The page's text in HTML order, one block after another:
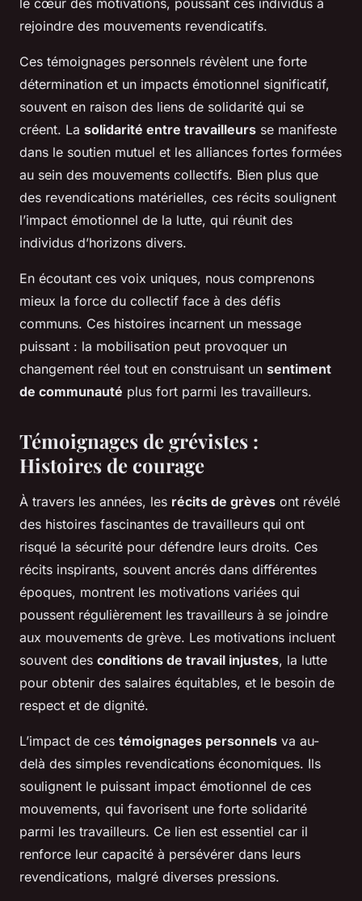
le cœur des motivations, poussant ces individus à
rejoindre des mouvements revendicatifs.
Ces témoignages personnels révèlent une forte
détermination et un impacts émotionnel significatif,
souvent en raison des liens de solidarité qui se
créent. La solidarité entre travailleurs se manifeste
dans le soutien mutuel et les alliances fortes formées
au sein des mouvements collectifs. Bien plus que
des revendications matérielles, ces récits soulignent
l’impact émotionnel de la lutte, qui réunit des
individus d’horizons divers.
En écoutant ces voix uniques, nous comprenons
mieux la force du collectif face à des défis
communs. Ces histoires incarnent un message
puissant : la mobilisation peut provoquer un
changement réel tout en construisant un sentiment
de communauté plus fort parmi les travailleurs.
Témoignages de grévistes :
Histoires de courage
À travers les années, les récits de grèves ont révélé
des histoires fascinantes de travailleurs qui ont
risqué la sécurité pour défendre leurs droits. Ces
récits inspirants, souvent ancrés dans différentes
époques, montrent les motivations variées qui
poussent régulièrement les travailleurs à se joindre
aux mouvements de grève. Les motivations incluent
souvent des conditions de travail injustes, la lutte
pour obtenir des salaires équitables, et le besoin de
respect et de dignité.
L’impact de ces témoignages personnels va au-
delà des simples revendications économiques. Ils
soulignent le puissant impact émotionnel de ces
mouvements, qui favorisent une forte solidarité
parmi les travailleurs. Ce lien est essentiel car il
renforce leur capacité à persévérer dans leurs
revendications, malgré diverses pressions.